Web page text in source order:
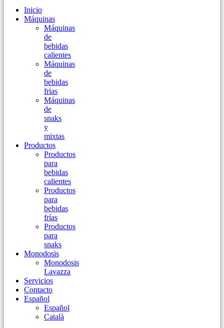
Inicio
Máquinas
Máquinas
de
bebidas
calientes
Máquinas
de
bebidas
frias
Máquinas
de
snaks
y
mixtas
Productos
Productos
para
bebidas
calientes
Productos
para
bebidas
frías
Productos
para
snaks
Monodosis
Monodosis
Lavazza
Servicios
Contacto
Español
Español
Català